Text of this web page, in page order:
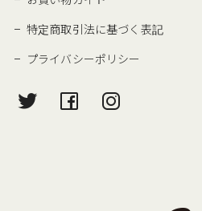
特定商取引法に基づく表記
プライバシーポリシー